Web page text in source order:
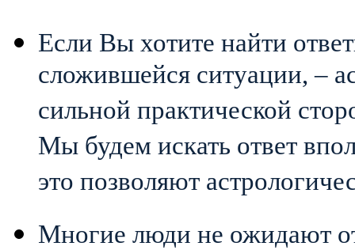
Если Вы хотите найти
сложившейся ситуации, –
сильной практической
Мы будем искать ответ
это позволяют
Многие люди не ожидают